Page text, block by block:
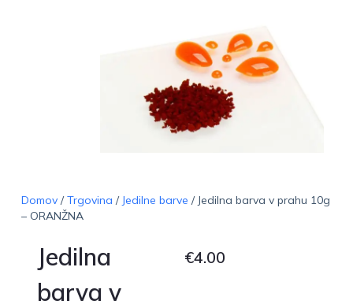
Domov/Trgovina / Jedilne barve / Jedilna barva v prahu 10g
– ORANŽNA
Jedilna
barva v
€4.00